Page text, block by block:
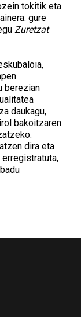
tokitik eta
gure
Zuretzat
berezian
daukagu,
bakoitzaren
dira eta